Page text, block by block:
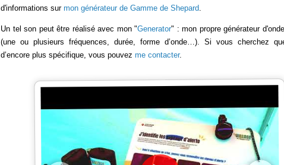
d'informations sur mon générateur de Gamme de Shepard
Un tel son peut être réalisé avec mon "Generator" : mon propre générateur
(une ou plusieurs fréquences, durée, forme d’onde…). Si vous cherchez
d’encore plus spécifique, vous pouvez me contacter.